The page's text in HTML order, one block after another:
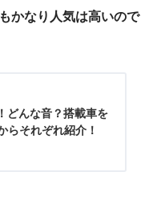
かなり人気は高いので
どんな音？搭載車を
らそれぞれ紹介！